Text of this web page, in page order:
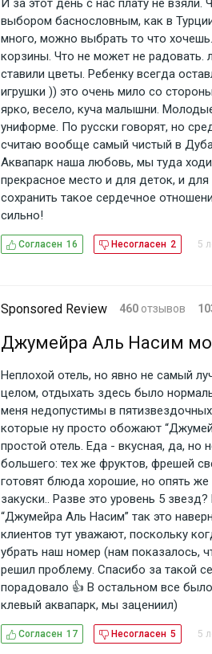
И за этот день с нас плату не взяли.
выбором баснословным, как в
много, можно выбрать то что
корзины. Что не может не
ставили цветы. Ребенку всегда
игрушки )) это очень мило со
ярко, весело, куча малышни.
униформе. По русски говорят, но
считаю вообще самый чистый в
Аквапарк наша любовь, мы туда
прекрасное место и для деток, и
сохранить такое сердечное
сильно!
Согласен 16 Несогласен 2 5
Sponsored Review 460 отзывов
Джумейра Аль Насим
Неплохой отель, но явно не самый
целом, отдыхать здесь было
меня недопустимы в
которые ну просто обожают
простой отель. Еда - вкусная, да, но
большего: тех же фруктов, фрешей
готовят блюда хорошие, но опять
закуски.. Разве это уровень 5
“Джумейра Аль Насим” так это
клиентов тут уважают, поскольку
убрать наш номер (нам показалось,
решил проблему. Спасибо за такой
порадовало 👍 В остальном все
клевый аквапарк, мы зацениил)
Согласен 17 Несогласен 5 5